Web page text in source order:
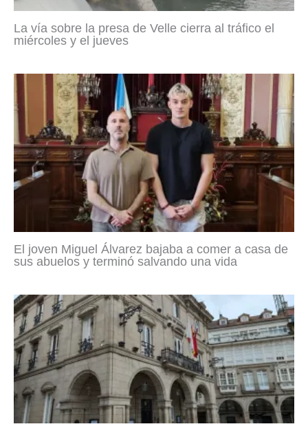
La vía sobre la presa de Velle cierra al tráfico el
miércoles y el jueves
El joven Miguel Álvarez bajaba a comer a casa de
sus abuelos y terminó salvando una vida